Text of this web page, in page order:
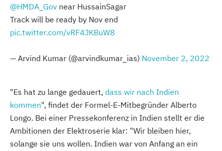
@HMDA_Gov near HussainSagar
Track will be ready by Nov end
pic.twitter.com/vRF4JKBuW8
— Arvind Kumar (@arvindkumar_ias) November 2, 2022
"Es hat zu lange gedauert, dass wir nach Indien
kommen", findet der Formel-E-Mitbegründer Alberto
Longo. Bei einer Pressekonferenz in Indien stellt er die
Ambitionen der Elektroserie klar: "Wir bleiben hier,
solange sie uns wollen. Indien war von Anfang an ein